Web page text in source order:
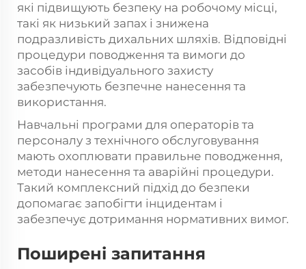
які підвищують безпеку на робочому місці,
такі як низький запах і знижена
подразливість дихальних шляхів. Відповідні
процедури поводження та вимоги до
засобів індивідуального захисту
забезпечують безпечне нанесення та
використання.
Навчальні програми для операторів та
персоналу з технічного обслуговування
мають охоплювати правильне поводження,
методи нанесення та аварійні процедури.
Такий комплексний підхід до безпеки
допомагає запобігти інцидентам і
забезпечує дотримання нормативних вимог.
Поширені запитання